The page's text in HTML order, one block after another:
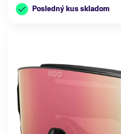
Posledný kus skladom